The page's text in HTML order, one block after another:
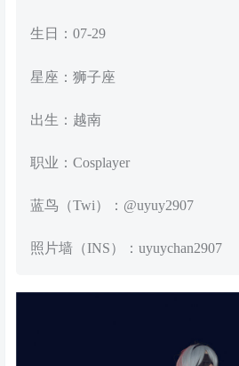
生日：07-29
星座：狮子座
出生：越南
职业：Cosplayer
蓝鸟（Twi）：@uyuy2907
照片墙（INS）：uyuychan2907